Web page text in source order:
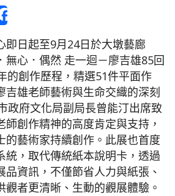
即日起至9月24日於大墩藝廊
無心．偶然 走一迴－廖吉雄85回
的創作歷程，精選51件平面作
吉雄老師藝術與生命交織的深刻
政府文化局副局長曾能汀出席致
師創作精神的高度肯定與支持，
的藝術家持續創作。此展也首度
統，取代傳統紙本說明卡，透過
資訊，不僅節省人力與紙張、
者更清晰、生動的觀展體驗。